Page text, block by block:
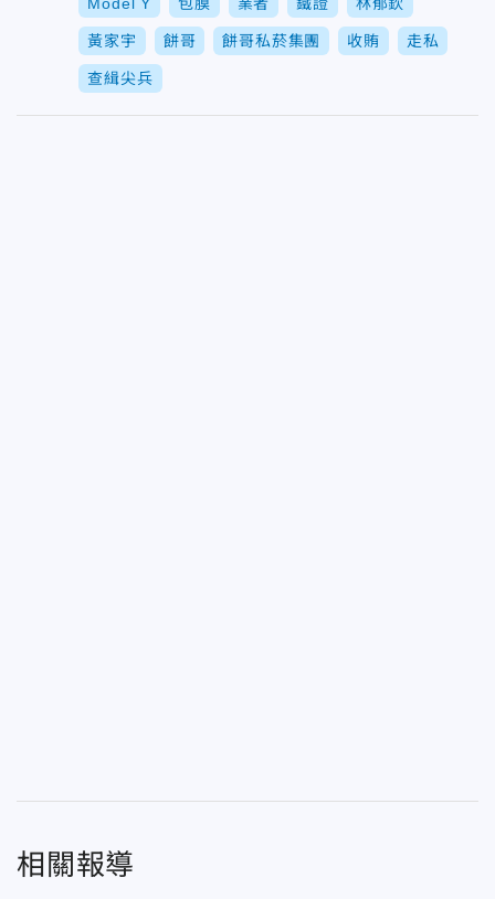
Model Y 包膜 業者 鐵證 林郁欽
黃家宇 餅哥 餅哥私菸集團 收賄 走私
查緝尖兵
相關報導